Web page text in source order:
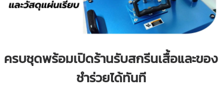
ครบชุดพร้อมเปิดร้านรับสกรีนเสื้อและของ
ชำร่วยได้ทันที